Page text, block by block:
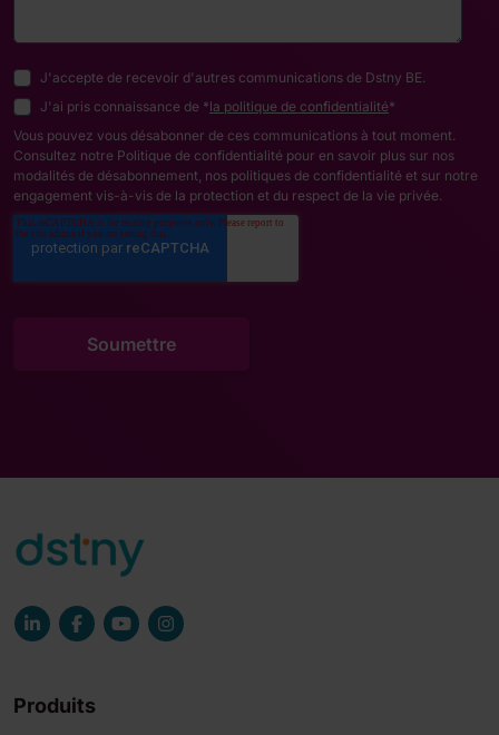
J'accepte de recevoir d'autres communications de Dstny BE.
J'ai pris connaissance de *la politique de confidentialité*
Vous pouvez vous désabonner de ces communications à tout moment.
Consultez notre Politique de confidentialité pour en savoir plus sur nos
modalités de désabonnement, nos politiques de confidentialité et sur notre
engagement vis-à-vis de la protection et du respect de la vie privée.
Produits